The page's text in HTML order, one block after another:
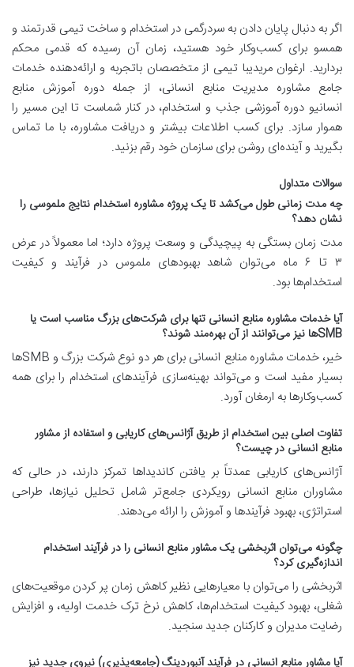
اگر به دنبال پایان دادن به سردرگمی در استخدام و ساخت تیمی قدرتمند و
همسو برای کسب‌وکار خود هستید، زمان آن رسیده که قدمی محکم
بردارید. ارغوان مریدیبا تیمی از متخصصان باتجربه و ارائه‌دهنده خدمات
جامع مشاوره مدیریت منابع انسانی، از جمله دوره آموزش منابع
انسانیو دوره آموزشی جذب و استخدام، در کنار شماست تا این مسیر را
هموار سازد. برای کسب اطلاعات بیشتر و دریافت مشاوره، با ما تماس
بگیرید و آینده‌ای روشن برای سازمان خود رقم بزنید.
سوالات متداول
چه مدت زمانی طول می‌کشد تا یک پروژه مشاوره استخدام نتایج ملموسی را
نشان دهد؟
مدت زمان بستگی به پیچیدگی و وسعت پروژه دارد؛ اما معمولاً در عرض
۳ تا ۶ ماه می‌توان شاهد بهبودهای ملموس در فرآیند و کیفیت
استخدام‌ها بود.
آیا خدمات مشاوره منابع انسانی تنها برای شرکت‌های بزرگ مناسب است یا
SMBها نیز می‌توانند از آن بهره‌مند شوند؟
خیر، خدمات مشاوره منابع انسانی برای هر دو نوع شرکت بزرگ و SMBها
بسیار مفید است و می‌تواند بهینه‌سازی فرآیندهای استخدام را برای همه
کسب‌وکارها به ارمغان آورد.
تفاوت اصلی بین استخدام از طریق آژانس‌های کاریابی و استفاده از مشاور
منابع انسانی در چیست؟
آژانس‌های کاریابی عمدتاً بر یافتن کاندیداها تمرکز دارند، در حالی که
مشاوران منابع انسانی رویکردی جامع‌تر شامل تحلیل نیازها، طراحی
استراتژی، بهبود فرآیندها و آموزش را ارائه می‌دهند.
چگونه می‌توان اثربخشی یک مشاور منابع انسانی را در فرآیند استخدام
اندازه‌گیری کرد؟
اثربخشی را می‌توان با معیارهایی نظیر کاهش زمان پر کردن موقعیت‌های
شغلی، بهبود کیفیت استخدام‌ها، کاهش نرخ ترک خدمت اولیه، و افزایش
رضایت مدیران و کارکنان جدید سنجید.
آیا مشاور منابع انسانی در فرآیند آنبوردینگ (جامعه‌پذیری) نیروی جدید نیز